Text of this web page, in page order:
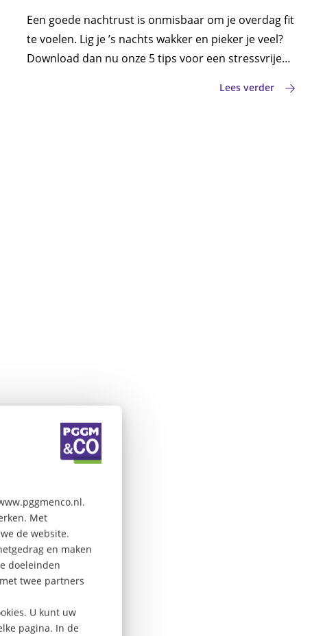
Met
de website.
en maken
doeleinden
twee partners
U kunt uw
pagina. In de
Een goede nachtrust is onmisbaar om je overdag fit
te voelen. Lig je ’s nachts wakker en pieker je veel?
Download dan nu onze 5 tips voor een stressvrije
Lees verder